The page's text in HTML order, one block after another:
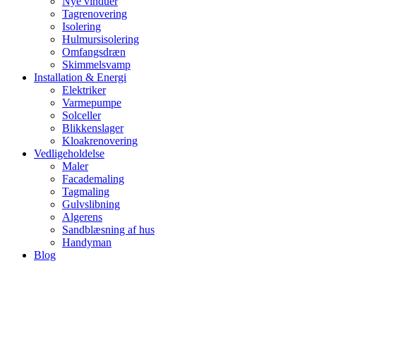
Tagrenovering
Isolering
Hulmursisolering
Omfangsdræn
Skimmelsvamp
Installation & Energi
Elektriker
Varmepumpe
Solceller
Blikkenslager
Kloakrenovering
Vedligeholdelse
Maler
Facademaling
Tagmaling
Gulvslibning
Algerens
Sandblæsning af hus
Handyman
Blog